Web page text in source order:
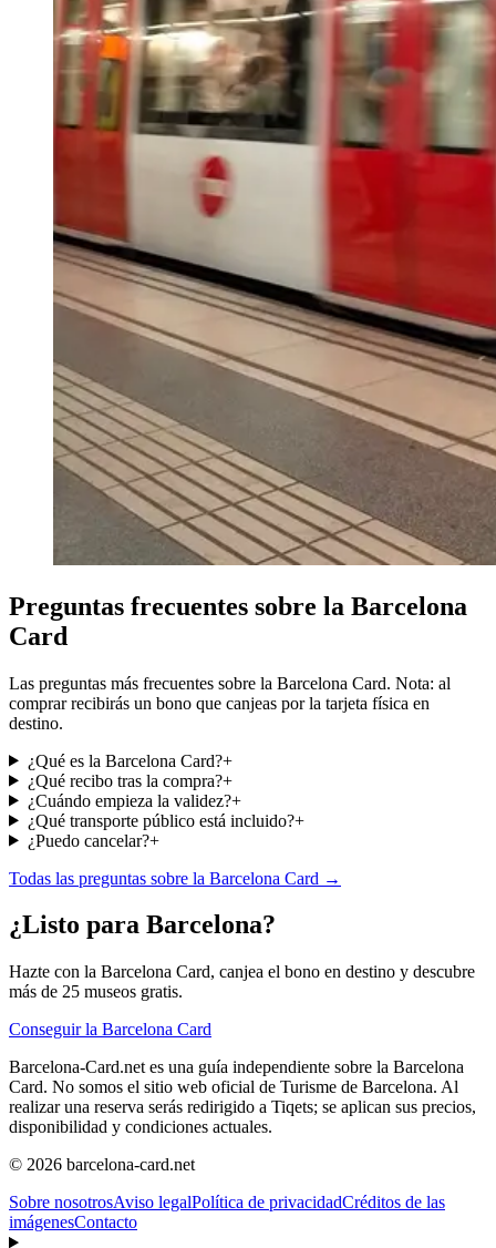
Preguntas frecuentes sobre la Barcelona
Card
Las preguntas más frecuentes sobre la Barcelona Card. Nota: al
comprar recibirás un bono que canjeas por la tarjeta física en
destino.
¿Qué es la Barcelona Card?+
¿Qué recibo tras la compra?+
¿Cuándo empieza la validez?+
¿Qué transporte público está incluido?+
¿Puedo cancelar?+
Todas las preguntas sobre la Barcelona Card →
¿Listo para Barcelona?
Hazte con la Barcelona Card, canjea el bono en destino y descubre
más de 25 museos gratis.
Conseguir la Barcelona Card
Barcelona-Card.net es una guía independiente sobre la Barcelona
Card. No somos el sitio web oficial de Turisme de Barcelona. Al
realizar una reserva serás redirigido a Tiqets; se aplican sus precios,
disponibilidad y condiciones actuales.
© 2026 barcelona-card.net
Sobre nosotrosAviso legalPolítica de privacidadCréditos de las
imágenesContacto